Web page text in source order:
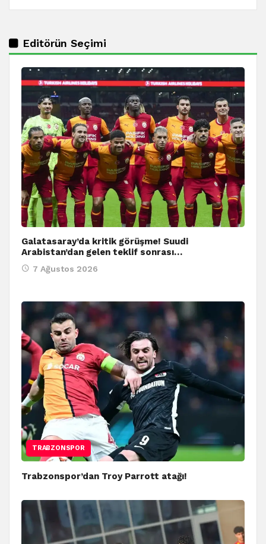
Editörün Seçimi
Galatasaray’da kritik görüşme! Suudi
Arabistan’dan gelen teklif sonrası…
7 Ağustos 2026
TRABZONSPOR
Trabzonspor’dan Troy Parrott atağı!